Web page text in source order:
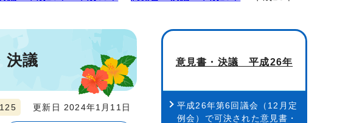
決議
更新日 2024年1月11日
意見書・決議 平成26年
平成26年第6回議会（12月定
例会）で可決された意見書・